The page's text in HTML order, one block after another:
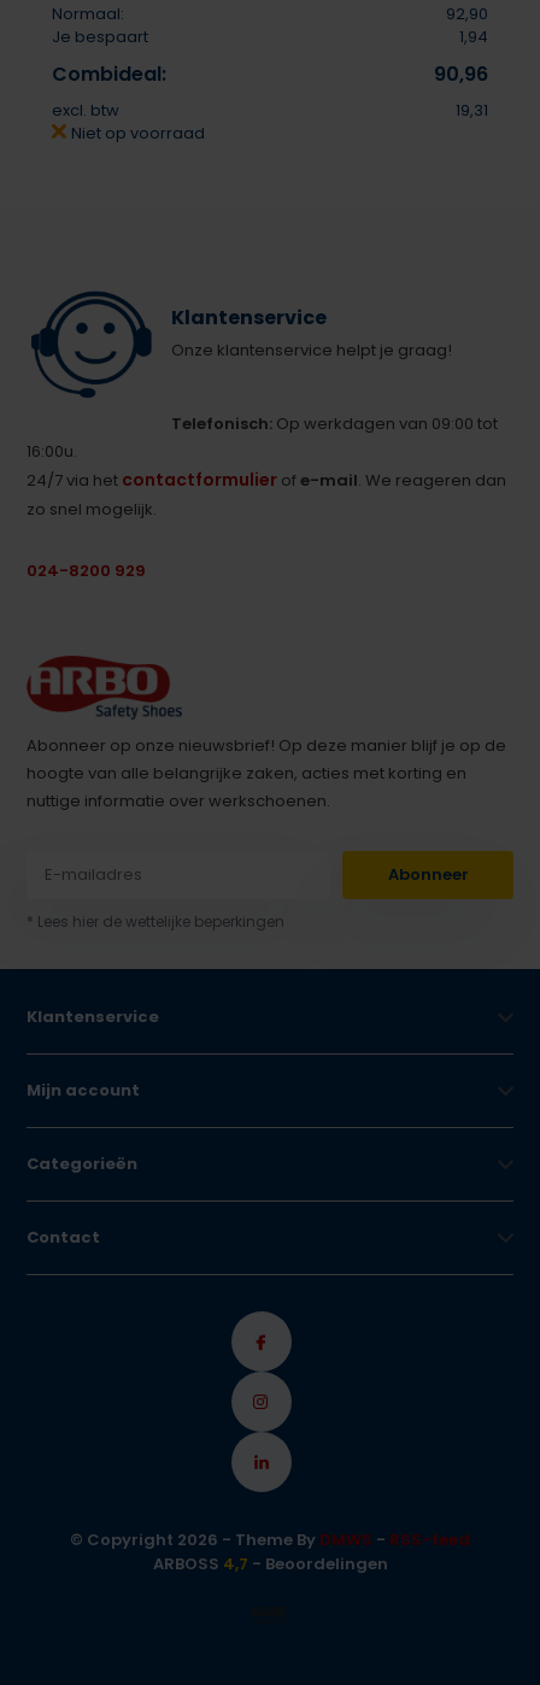
Normaal:
92,90
Je bespaart
1,94
Combideal: 90,96
excl. btw
19,31
Niet op voorraad
Klantenservice
Onze klantenservice helpt je graag!
Telefonisch: Op werkdagen van 09:00 tot
16:00u.
24/7 via het contactformulier ofe-mail. We reageren dan
zo snel mogelijk.
024-8200 929
Abonneer op onze nieuwsbrief! Op deze manier blijf je op de
hoogte van alle belangrijke zaken, acties met korting en
nuttige informatie over werkschoenen.
Abonneer
* Lees hier de wettelijke beperkingen
Klantenservice
Mijn account
Categorieën
Contact
© Copyright 2026 - Theme By DMWS - RSS-feed
ARBOSS 4,7 - Beoordelingen